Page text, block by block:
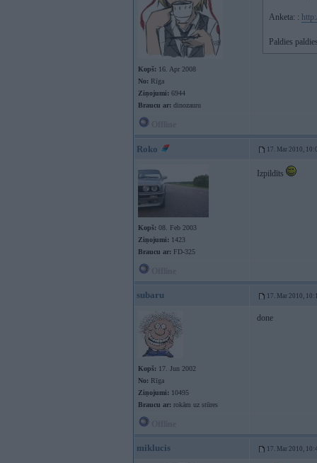
Kopš: 16. Apr 2008
No: Rīga
Ziņojumi: 6944
Braucu ar: dinozauru
Anketa: :
Paldies
Roko 17. Mar 2010,
Kopš: 08. Feb 2003
Ziņojumi: 1423
Braucu ar: FD-325
Izpildīts
subaru 17. Mar 2010,
Kopš: 17. Jun 2002
No: Rīga
Ziņojumi: 10495
Braucu ar: rokām uz stūres
done
miklucis 17. Mar 2010,